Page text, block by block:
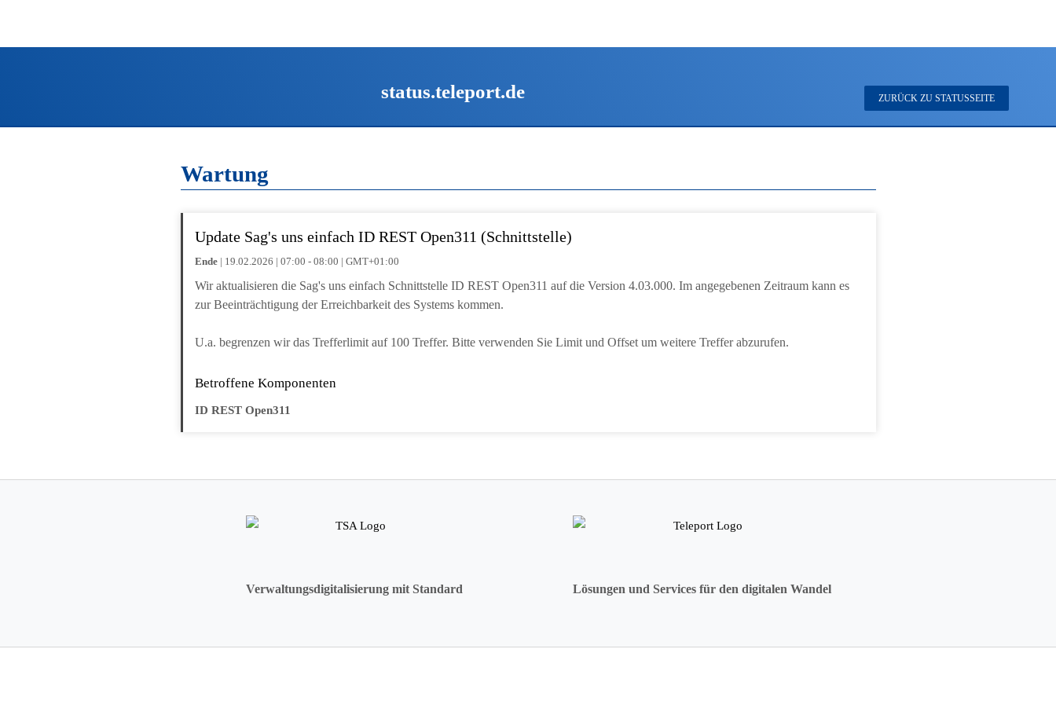
status.teleport.de ZURÜCK ZU STATUSSEITE
Wartung
Update Sag's uns einfach ID REST Open311 (Schnittstelle)
Ende| 19.02.2026 | 07:00 - 08:00 | GMT+01:00
Wir aktualisieren die Sag's uns einfach Schnittstelle ID REST Open311 auf die Version 4.03.000. Im angegebenen Zeitraum kann es
zur Beeinträchtigung der Erreichbarkeit des Systems kommen.
U.a. begrenzen wir das Trefferlimit auf 100 Treffer. Bitte verwenden Sie Limit und Offset um weitere Treffer abzurufen.
Betroffene Komponenten
ID REST Open311
Verwaltungsdigitalisierung mit Standard Lösungen und Services für den digitalen Wandel